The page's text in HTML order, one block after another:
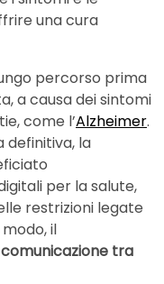
una cura
percorso prima
a causa dei sintomi
come l’Alzheimer.
definitiva, la
per la salute,
restrizioni legate
il
comunicazione tra